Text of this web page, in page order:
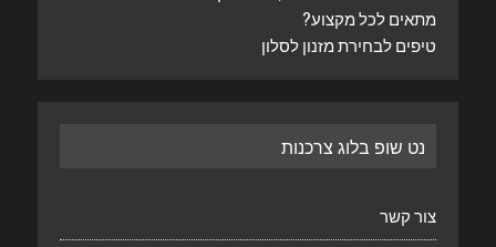
מתאים לכל מקצוע?
טיפים לבחירת מזנון לסלון
נט שופ בלוג צרכנות
צור קשר